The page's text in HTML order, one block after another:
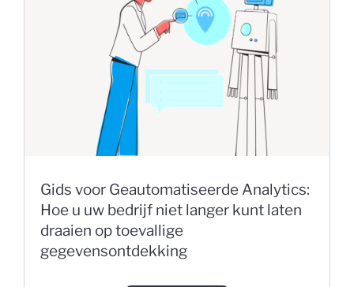
Gids voor Geautomatiseerde Analytics:
Hoe u uw bedrijf niet langer kunt laten
draaien op toevallige
gegevensontdekking